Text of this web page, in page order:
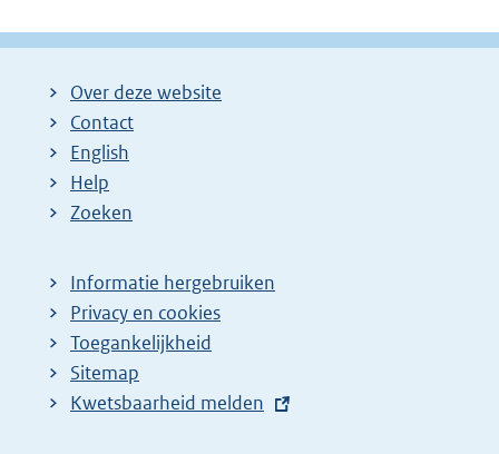
Over deze website
Contact
English
Help
Zoeken
Informatie hergebruiken
Privacy en cookies
Toegankelijkheid
Sitemap
E
Kwetsbaarheid melden